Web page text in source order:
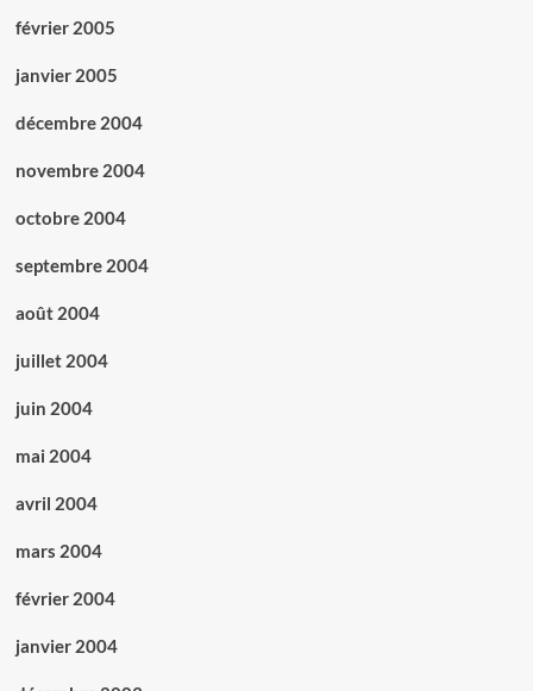
février 2005
janvier 2005
décembre 2004
novembre 2004
octobre 2004
septembre 2004
août 2004
juillet 2004
juin 2004
mai 2004
avril 2004
mars 2004
février 2004
janvier 2004